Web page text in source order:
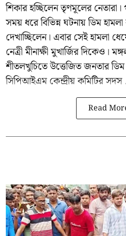
শিকার হচ্ছিলেন তৃণমূলের
সময় ধরে বিভিন্ন ঘটনায় ডিম
দেখাচ্ছিলেন। এবার সেই হামলা
নেত্রী মীনাক্ষী মুখার্জিরদিকেও।
শীতলখুচিতে উত্তেজিত জনতার
সিপিআইএম কেন্দ্রীয় কমিটির
Read